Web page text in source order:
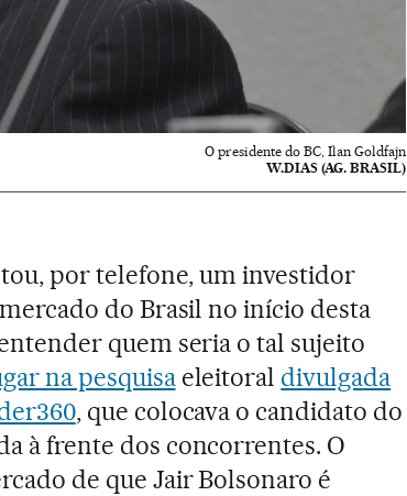
O presidente do BC, Ilan Goldfajn
W.DIAS (AG. BRASIL)
por telefone, um investidor
do Brasil no início desta
quem seria o tal sujeito
na pesquisaeleitoral divulgada
, que colocava o candidato do
à frente dos concorrentes. O
de que Jair Bolsonaro é